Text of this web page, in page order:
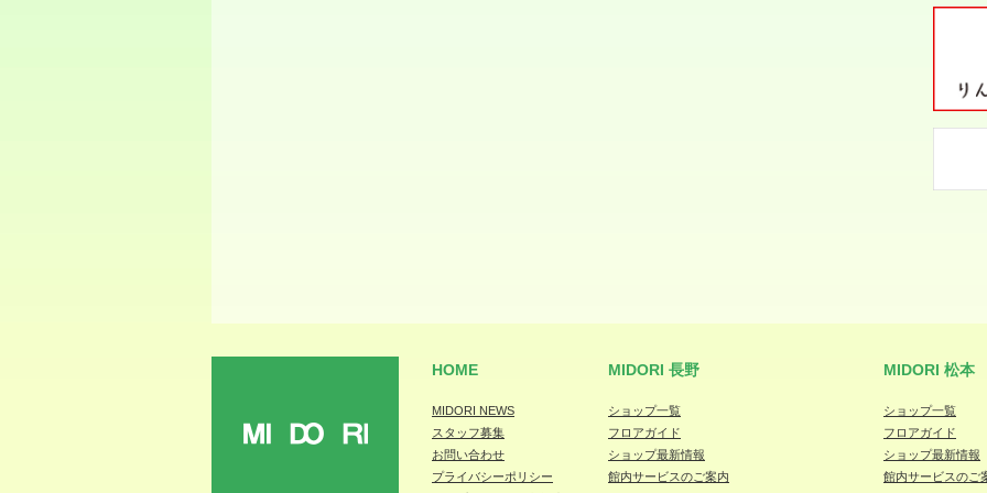
HOME
MIDORI NEWS
スタッフ募集
お問い合わせ
プライバシーポリシー
MIDORI 長野
ショップ一覧
フロアガイド
ショップ最新情報
館内サービスのご案内
MIDORI 松本
ショップ一覧
フロアガイド
ショップ最新情報
館内サービスのご